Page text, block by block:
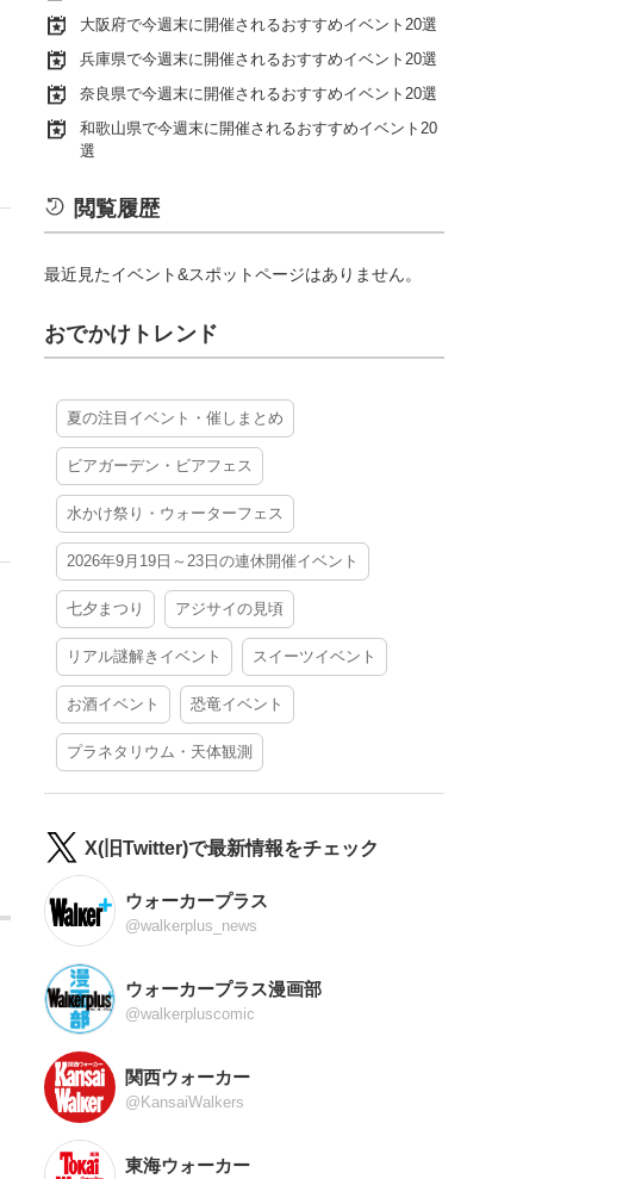
大阪府で今週末に開催されるおすすめイベント20選
兵庫県で今週末に開催されるおすすめイベント20選
奈良県で今週末に開催されるおすすめイベント20選
和歌山県で今週末に開催されるおすすめイベント20
選
閲覧履歴
最近見たイベント&スポットページはありません。
おでかけトレンド
夏の注目イベント・催しまとめ
ビアガーデン・ビアフェス
水かけ祭り・ウォーターフェス
2026年9月19日～23日の連休開催イベント
七夕まつり アジサイの見頃
リアル謎解きイベント スイーツイベント
お酒イベント 恐竜イベント
プラネタリウム・天体観測
X(旧Twitter)で最新情報をチェック
ウォーカープラス
@walkerplus_news
ウォーカープラス漫画部
@walkerpluscomic
関西ウォーカー
@KansaiWalkers
東海ウォーカー